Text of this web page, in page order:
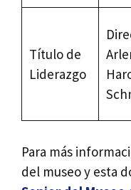
Título de
Liderazgo
Para más
del museo y esta